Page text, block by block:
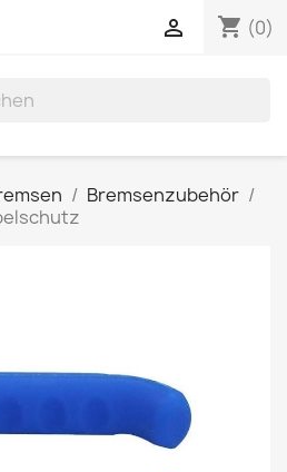
shopping_cart (0)

Bremsenzubehör